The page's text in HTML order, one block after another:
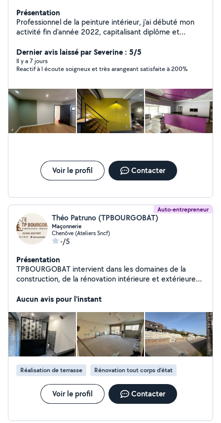
Présentation
Professionnel de la peinture intérieur, j'ai débuté mon
activité fin d'année 2022, capitalisant diplôme et
Mon engagement envers la qualité se traduit par une
écoute attentive des besoins de mes clients. En tant
que peintre méticuleux, je m'efforce d'apporter une
satisfaction et confiance à mes clients.
Dernier avis laissé par Severine : 5/5
Il y a 7 jours
Reactif à l écoute soigneux et très arangeant satisfaite à 200%
Voir le profil Contacter
Auto-entrepreneur
Théo Patruno (TPBOURGOBAT)
Maçonnerie
Chenôve (Ateliers Sncf)
-/5
Présentation
TPBOURGOBAT intervient dans les domaines de la
construction, de la rénovation intérieure et extérieure
de travaux : maçonnerie, ouvertures, extensions,
et aménagements extérieurs. Notre objectif est de
proposer des solutions durables, esthétiques et
adaptées à chaque projet, avec un suivi rigoureux et un
travail soigné.
Aucun avis pour l'instant
Réalisation de terrasse Rénovation tout corps d’état
Voir le profil Contacter